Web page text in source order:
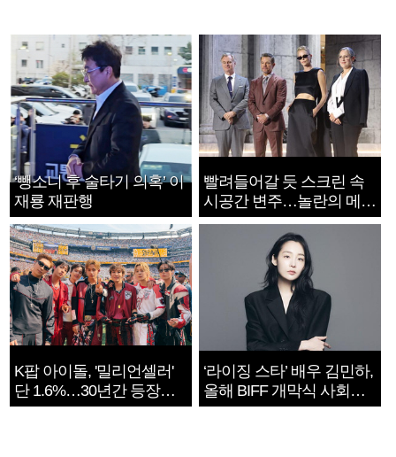
‘뺑소니 후 술타기 의혹’ 이
재룡 재판행
빨려들어갈 듯 스크린 속
시공간 변주…놀란의 메시
지는 ‘전쟁 속죄’
K팝 아이돌, '밀리언셀러'
단 1.6%…30년간 등장
1182개팀 전수조사
‘라이징 스타’ 배우 김민하,
올해 BIFF 개막식 사회자
확정